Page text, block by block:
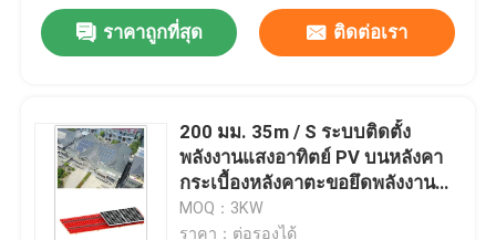
ราคาถูกที่สุด ติดต่อเรา
200 มม. 35m / S ระบบติดตั้ง
พลังงานแสงอาทิตย์ PV บนหลังคา
กระเบื้องหลังคาตะขอยึดพลังงาน
แสงอาทิตย์ MRA1
MOQ：3KW
ราคา：ต่อรองได้